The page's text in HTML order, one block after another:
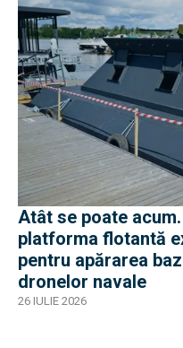
Atât se poate
platforma flotantă
pentru apărarea
dronelor navale
26 IULIE 2026